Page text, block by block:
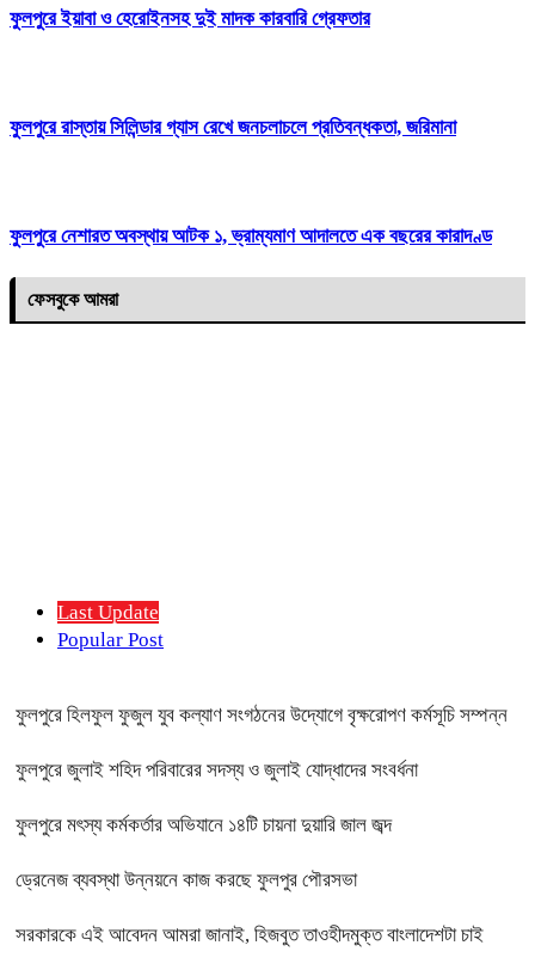
ফুলপুরে ইয়াবা ও হেরোইনসহ দুই মাদক কারবারি গ্রেফতার
ফুলপুরে রাস্তায় সিলিন্ডার গ্যাস রেখে জনচলাচলে প্রতিবন্ধকতা, জরিমানা
ফুলপুরে নেশারত অবস্থায় আটক ১, ভ্রাম্যমাণ আদালতে এক বছরের কারাদণ্ড
ফেসবুকে আমরা
Last Update
Popular Post
ফুলপুরে হিলফুল ফুজুল যুব কল্যাণ সংগঠনের উদ্যোগে বৃক্ষরোপণ কর্মসূচি সম্পন্ন
ফুলপুরে জুলাই শহিদ পরিবারের সদস্য ও জুলাই যোদ্ধাদের সংবর্ধনা
ফুলপুরে মৎস্য কর্মকর্তার অভিযানে ১৪টি চায়না দুয়ারি জাল জব্দ
ড্রেনেজ ব্যবস্থা উন্নয়নে কাজ করছে ফুলপুর পৌরসভা
সরকারকে এই আবেদন আমরা জানাই, হিজবুত তাওহীদমুক্ত বাংলাদেশটা চাই